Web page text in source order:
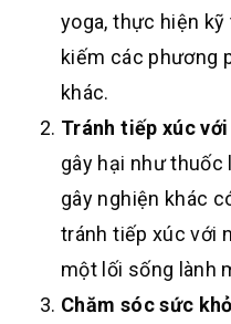
yoga, thực hiện
kiếm các phương
khác.
Tránh tiếp xúc
gây hại như thuốc
gây nghiện khác
tránh tiếp xúc với
một lối sống lành
Chăm sóc sức